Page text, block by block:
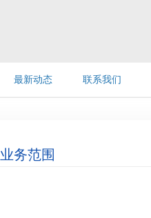
最新动态 联系我们
业务范围